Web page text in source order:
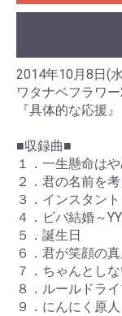
2014年10月8日(
ワタナベフラワ
『具体的な応援』
■収録曲■
１．一生懸命は
２．君の名前を
３．インスタン
４．ビバ結婚～
５．誕生日
６．君が笑顔の
７．ちゃんとし
８．ルールドラ
９．にんにく原人